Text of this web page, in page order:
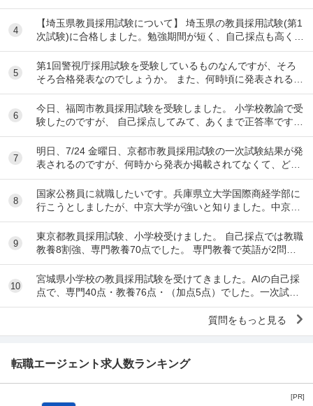
ないのですが、だいたい何割とれば一次試験は...
4
【埼玉県教員採用試験について】 埼玉県の教員採用試験(第1
次試験)に合格しました。勉強期間が短く、自己採点も高くは
なかったため、合格するとは思っていません...
5
第1回警視庁採用試験を受験しているものなんですが、そろ
そろ合格発表なのでしょうか。 また、何時頃に発表されるも
のなのでしょうか。
6
今日、福岡市教員採用試験を受験しました。 小学校教諭で受
験したのですが、 自己採点してみて、あくまで正答率です
が、 小学校全科 78% 教職教養 62....
7
明日、7/24 金曜日、京都市教員採用試験の一次試験結果が発
表されるのですが、何時から発表か掲載されてなくて、どな
たかわかる方教えてください。
8
国家公務員に就職したいです。兵庫県立大学国際商経学部に
行こうとしましたが、中京大学が強いと知りました。中京大
学に行くべきだと思いますか？あとバカにされるか...
9
東京都教員採用試験、小学校受けました。 自己採点では教職
教養8割強、専門教養70点でした。 専門教養で英語が2問出
題されたのですが、2問とも落としてしまい...
10
宮城県小学校の教員採用試験を受けてきました。AIの自己採
点で、専門40点・教養76点・（加点5点）でした。一次試験
を通過できるか不安です。
質問をもっと見る
転職エージェント求人数ランキング
[PR]